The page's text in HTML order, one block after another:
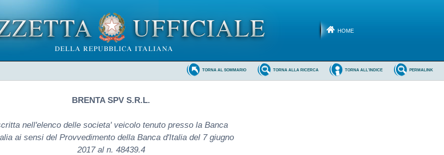
HOME
PERMALINK
TORNA ALL'INDICE
TORNA ALLA RICERCA
TORNA AL SOMMARIO
BRENTA SPV S.R.L.
nell'elenco delle societa' veicolo tenuto presso la Banca
ai sensi del Provvedimento della Banca d'Italia del 7 giugno
2017 al n. 48439.4